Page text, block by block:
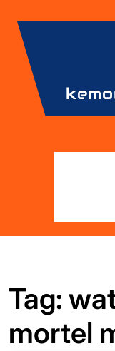
content
Tag:
mortel